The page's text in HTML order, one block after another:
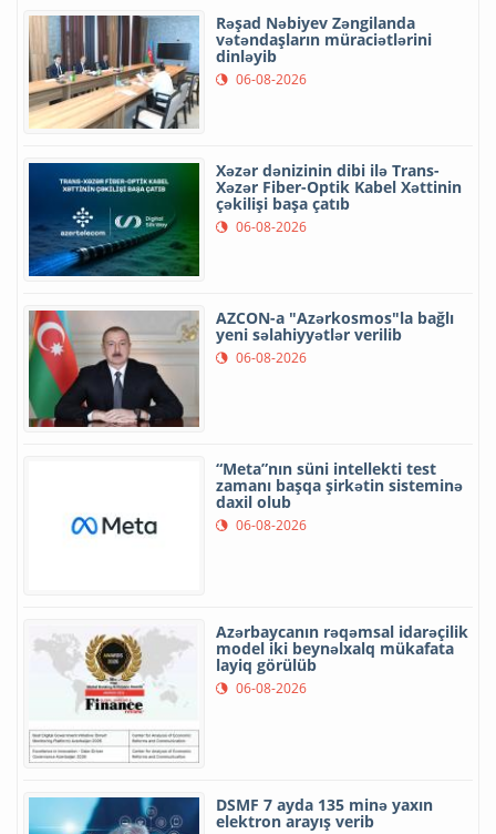
Rəşad Nəbiyev Zəngilanda
vətəndaşların müraciətlərini
dinləyib
06-08-2026
Xəzər dənizinin dibi ilə Trans-
Xəzər Fiber-Optik Kabel Xəttinin
çəkilişi başa çatıb
06-08-2026
AZCON-a "Azərkosmos"la bağlı
yeni səlahiyyətlər verilib
06-08-2026
“Meta”nın süni intellekti test
zamanı başqa şirkətin sisteminə
daxil olub
06-08-2026
Azərbaycanın rəqəmsal idarəçilik
model iki beynəlxalq mükafata
layiq görülüb
06-08-2026
DSMF 7 ayda 135 minə yaxın
elektron arayış verib